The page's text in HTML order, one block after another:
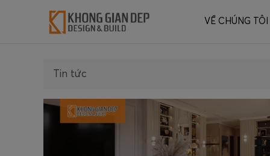
VỀ CHÚNG TÔI
Tin tức